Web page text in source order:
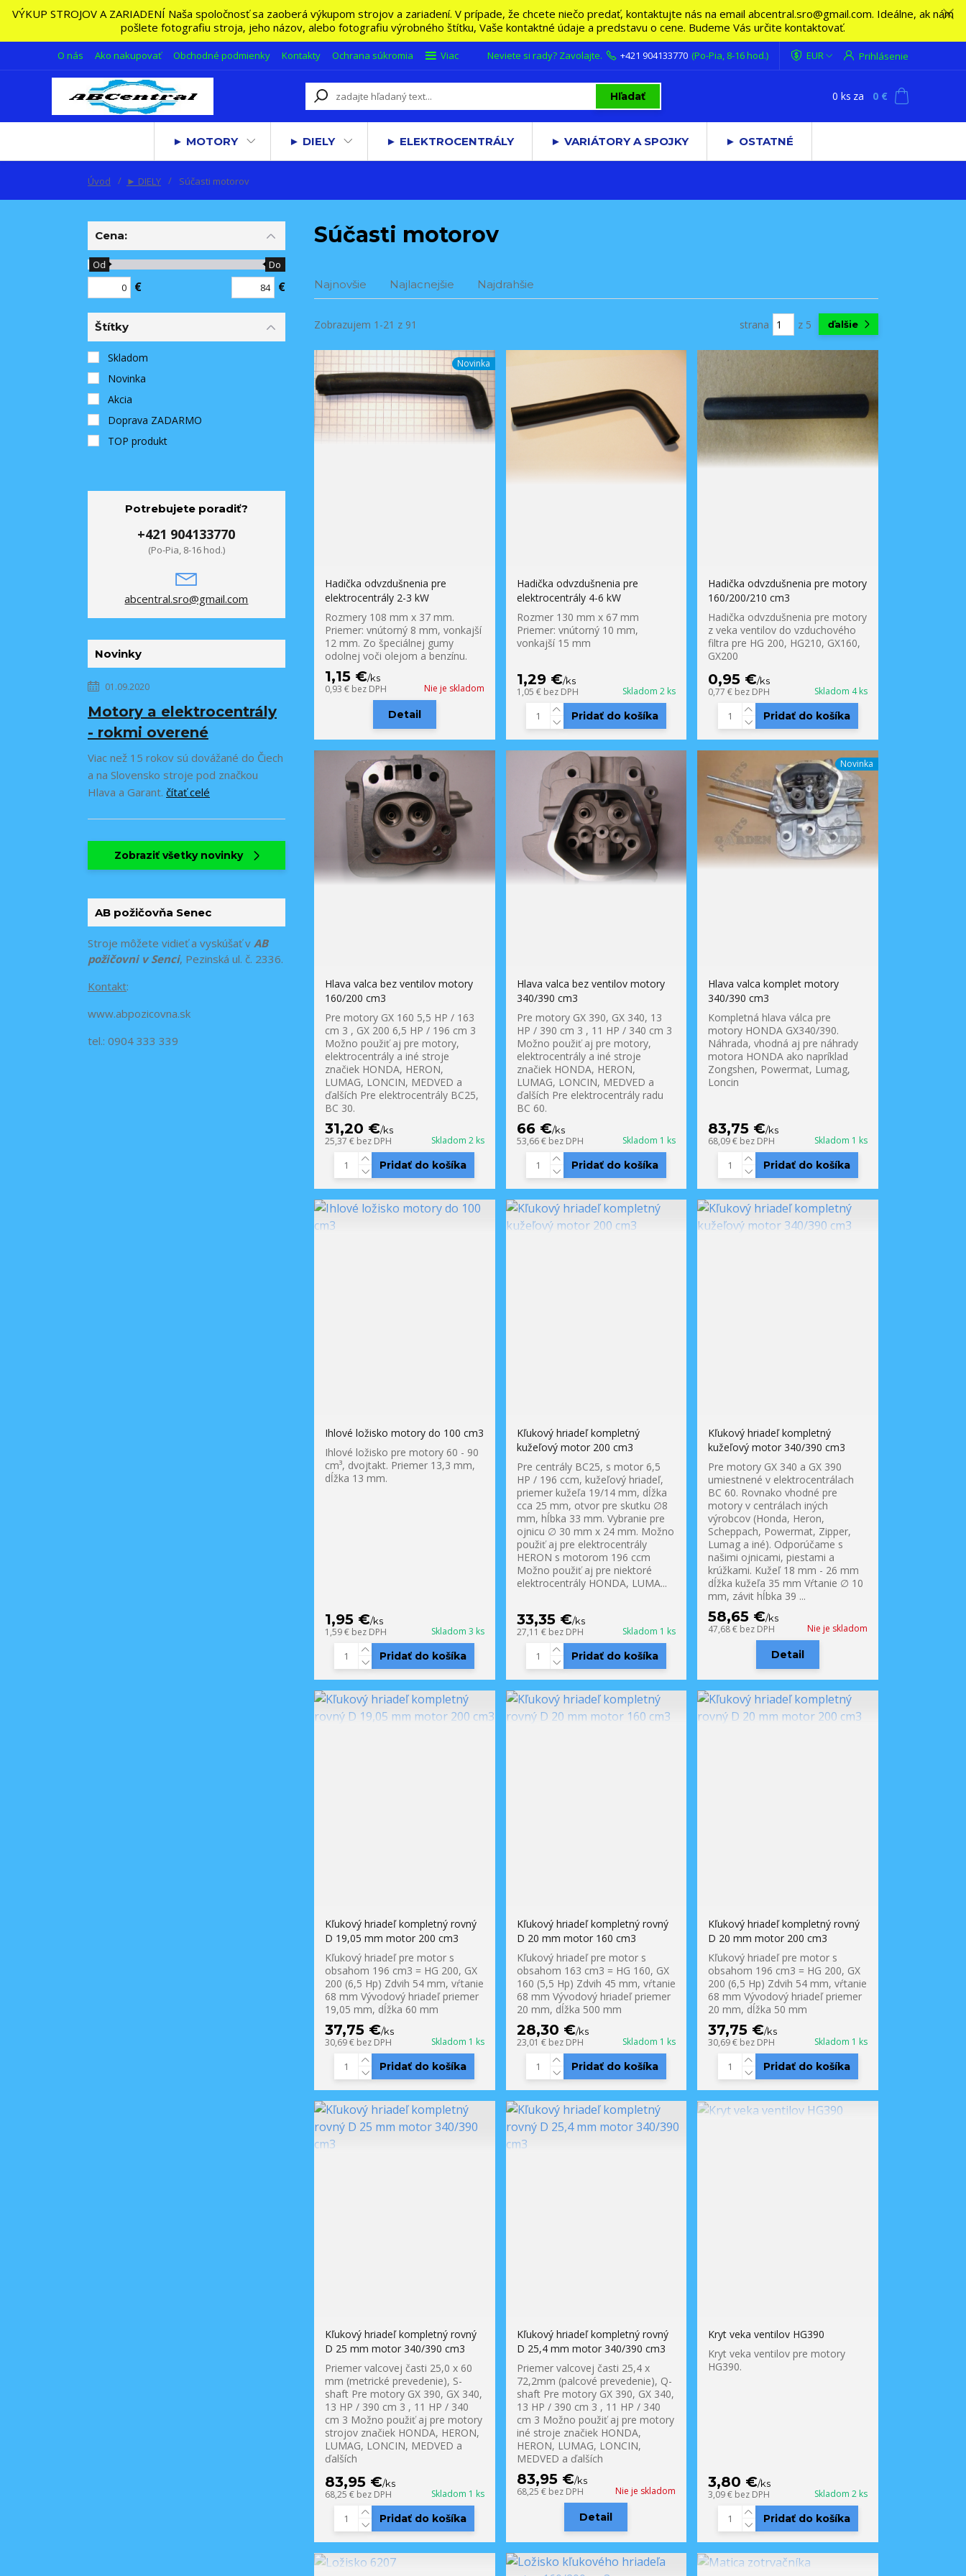
VÝKUP STROJOV A ZARIADENÍ Naša spoločnosť sa zaoberá výkupom strojov a zariadení. V prípade, že chcete niečo predať, kontaktujte nás na email abcentral.sro@gmail.com. Ideálne, ak nám
pošlete fotografiu stroja, jeho názov, alebo fotografiu výrobného štítku, Vaše kontaktné údaje a predstavu o cene. Budeme Vás určite kontaktovať.
O nás Ako nakupovať Obchodné podmienky Kontakty Ochrana súkromia Viac EUR Prihlásenie
Hľadať
Neviete si rady? Zavolajte. +421 904133770 (Po-Pia, 8-16 hod.)
0 ks za 0 €
► MOTORY ► DIELY ► ELEKTROCENTRÁLY ► VARIÁTORY A SPOJKY ► OSTATNÉ
Úvod ► DIELY Súčasti motorov
Súčasti motorov
Najnovšie Najlacnejšie Najdrahšie
Zobrazujem 1-21 z 91 strana z 5 ďalšie
Novinka
Hadička odvzdušnenia pre
elektrocentrály 2-3 kW
Rozmery 108 mm x 37 mm.
Priemer: vnútorný 8 mm, vonkajší
12 mm. Zo špeciálnej gumy
odolnej voči olejom a benzínu.
1,15 €/ks
0,93 € bez DPH Nie je skladom
Detail
Hadička odvzdušnenia pre
elektrocentrály 4-6 kW
Rozmer 130 mm x 67 mm
Priemer: vnútorný 10 mm,
vonkajší 15 mm
1,29 €/ks
1,05 € bez DPH Skladom 2 ks
Pridať do košíka
Hadička odvzdušnenia pre motory
160/200/210 cm3
Hadička odvzdušnenia pre motory
z veka ventilov do vzduchového
filtra pre HG 200, HG210, GX160,
GX200
0,95 €/ks
0,77 € bez DPH Skladom 4 ks
Pridať do košíka
Hlava valca bez ventilov motory
160/200 cm3
Pre motory GX 160 5,5 HP / 163
cm 3 , GX 200 6,5 HP / 196 cm 3
Možno použiť aj pre motory,
elektrocentrály a iné stroje
značiek HONDA, HERON,
LUMAG, LONCIN, MEDVED a
ďalších Pre elektrocentrály BC25,
BC 30.
31,20 €/ks
25,37 € bez DPH Skladom 2 ks
Pridať do košíka
Hlava valca bez ventilov motory
340/390 cm3
Pre motory GX 390, GX 340, 13
HP / 390 cm 3 , 11 HP / 340 cm 3
Možno použiť aj pre motory,
elektrocentrály a iné stroje
značiek HONDA, HERON,
LUMAG, LONCIN, MEDVED a
ďalších Pre elektrocentrály radu
BC 60.
66 €/ks
53,66 € bez DPH Skladom 1 ks
Pridať do košíka
Novinka
Hlava valca komplet motory
340/390 cm3
Kompletná hlava válca pre
motory HONDA GX340/390.
Náhrada, vhodná aj pre náhrady
motora HONDA ako napríklad
Zongshen, Powermat, Lumag,
Loncin
83,75 €/ks
68,09 € bez DPH Skladom 1 ks
Pridať do košíka
Ihlové ložisko motory do 100 cm3
Ihlové ložisko pre motory 60 - 90
cm³, dvojtakt. Priemer 13,3 mm,
dĺžka 13 mm.
1,95 €/ks
1,59 € bez DPH Skladom 3 ks
Pridať do košíka
Kľukový hriadeľ kompletný
kužeľový motor 200 cm3
Pre centrály BC25, s motor 6,5
HP / 196 ccm, kužeľový hriadeľ,
priemer kužeľa 19/14 mm, dĺžka
cca 25 mm, otvor pre skutku ∅8
mm, hĺbka 33 mm. Vybranie pre
ojnicu ∅ 30 mm x 24 mm. Možno
použiť aj pre elektrocentrály
HERON s motorom 196 ccm
Možno použiť aj pre niektoré
elektrocentrály HONDA, LUMA...
33,35 €/ks
27,11 € bez DPH Skladom 1 ks
Pridať do košíka
Kľukový hriadeľ kompletný
kužeľový motor 340/390 cm3
Pre motory GX 340 a GX 390
umiestnené v elektrocentrálach
BC 60. Rovnako vhodné pre
motory v centrálach iných
výrobcov (Honda, Heron,
Scheppach, Powermat, Zipper,
Lumag a iné). Odporúčame s
našimi ojnicami, piestami a
krúžkami. Kužeľ 18 mm - 26 mm
dĺžka kužeľa 35 mm Vŕtanie ∅ 10
mm, závit hĺbka 39 ...
58,65 €/ks
47,68 € bez DPH Nie je skladom
Detail
Kľukový hriadeľ kompletný rovný
D 19,05 mm motor 200 cm3
Kľukový hriadeľ pre motor s
obsahom 196 cm3 = HG 200, GX
200 (6,5 Hp) Zdvih 54 mm, vŕtanie
68 mm Vývodový hriadeľ priemer
19,05 mm, dĺžka 60 mm
37,75 €/ks
30,69 € bez DPH Skladom 1 ks
Pridať do košíka
Kľukový hriadeľ kompletný rovný
D 20 mm motor 160 cm3
Kľukový hriadeľ pre motor s
obsahom 163 cm3 = HG 160, GX
160 (5,5 Hp) Zdvih 45 mm, vŕtanie
68 mm Vývodový hriadeľ priemer
20 mm, dĺžka 500 mm
28,30 €/ks
23,01 € bez DPH Skladom 1 ks
Pridať do košíka
Kľukový hriadeľ kompletný rovný
D 20 mm motor 200 cm3
Kľukový hriadeľ pre motor s
obsahom 196 cm3 = HG 200, GX
200 (6,5 Hp) Zdvih 54 mm, vŕtanie
68 mm Vývodový hriadeľ priemer
20 mm, dĺžka 50 mm
37,75 €/ks
30,69 € bez DPH Skladom 1 ks
Pridať do košíka
Kľukový hriadeľ kompletný rovný
D 25 mm motor 340/390 cm3
Priemer valcovej časti 25,0 x 60
mm (metrické prevedenie), S-
shaft Pre motory GX 390, GX 340,
13 HP / 390 cm 3 , 11 HP / 340
cm 3 Možno použiť aj pre motory
strojov značiek HONDA, HERON,
LUMAG, LONCIN, MEDVED a
ďalších
83,95 €/ks
68,25 € bez DPH Skladom 1 ks
Pridať do košíka
Kľukový hriadeľ kompletný rovný
D 25,4 mm motor 340/390 cm3
Priemer valcovej časti 25,4 x
72,2mm (palcové prevedenie), Q-
shaft Pre motory GX 390, GX 340,
13 HP / 390 cm 3 , 11 HP / 340
cm 3 Možno použiť aj pre motory
iné stroje značiek HONDA,
HERON, LUMAG, LONCIN,
MEDVED a ďalších
83,95 €/ks
68,25 € bez DPH Nie je skladom
Detail
Kryt veka ventilov HG390
Kryt veka ventilov pre motory
HG390.
3,80 €/ks
3,09 € bez DPH Skladom 2 ks
Pridať do košíka
Cena:
€
Od Do
€
Štítky
Skladom
Novinka
Akcia
Doprava ZADARMO
TOP produkt
Potrebujete poradiť?
+421 904133770
(Po-Pia, 8-16 hod.)
abcentral.sro@gmail.com
Novinky
01.09.2020
Motory a elektrocentrály
- rokmi overené
Viac než 15 rokov sú dovážané do Čiech
a na Slovensko stroje pod značkou
Hlava a Garant. čítať celé
Zobraziť všetky novinky
AB požičovňa Senec
Stroje môžete vidieť a vyskúšať v AB
požičovni v Senci, Pezinská ul. č. 2336.
Kontakt:
www.abpozicovna.sk
tel.: 0904 333 339